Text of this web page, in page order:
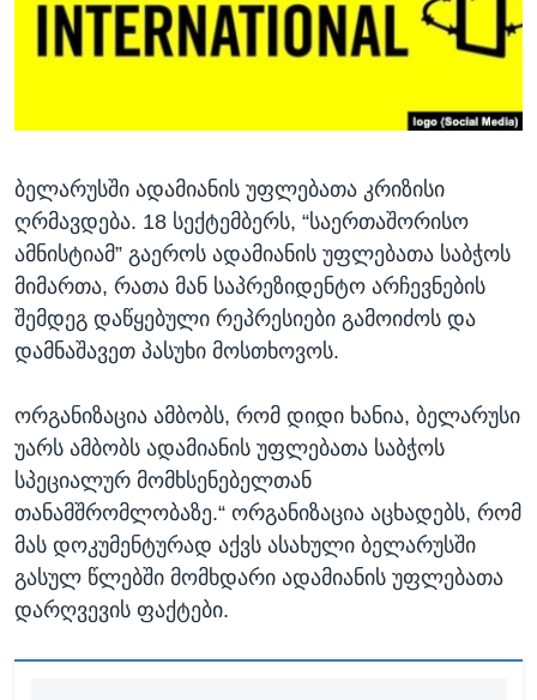
ᲡᲢᲣᲓᲘᲐ ᲕᲐᲨᲘᲜᲒᲢᲝᲜᲘ
ᲔᲙᲝᲜᲝᲛᲘᲙᲐ
ᲯᲐᲜᲛᲠᲗᲔᲚᲝᲑᲐ
ᲙᲣᲚᲢᲣᲠᲐ
ᲒᲐᲚᲘᲚᲔᲝ
ᲓᲔᲖᲘᲜᲤᲝᲠᲛᲐᲪᲘᲐ
Learning English
ენები
ბელარუსში ადამიანის უფლებათა კრიზისი
ღრმავდება. 18 სექტემბერს, “საერთაშორისო
ამნისტიამ” გაეროს ადამიანის უფლებათა საბჭოს
მიმართა, რათა მან საპრეზიდენტო არჩევნების
შემდეგ დაწყებული რეპრესიები გამოიძოს და
დამნაშავეთ პასუხი მოსთხოვოს.
ორგანიზაცია ამბობს, რომ დიდი ხანია, ბელარუსი
უარს ამბობს ადამიანის უფლებათა საბჭოს
სპეციალურ მომხსენებელთან
თანამშრომლობაზე.“ ორგანიზაცია აცხადებს, რომ
მას დოკუმენტურად აქვს ასახული ბელარუსში
გასულ წლებში მომხდარი ადამიანის უფლებათა
დარღვევის ფაქტები.